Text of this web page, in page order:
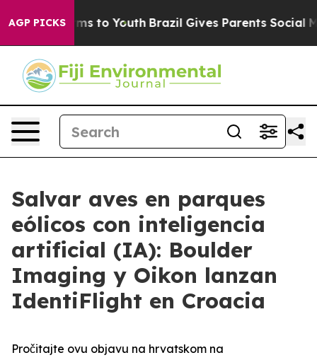
AGP PICKS
Harms to Youth Brazil Gives Parents Social
Salvar aves en parques
eólicos con inteligencia
artificial (IA): Boulder
Imaging y Oikon lanzan
IdentiFlight en Croacia
Pročitajte ovu objavu na hrvatskom na